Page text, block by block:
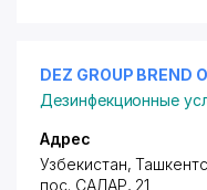
DEZ GROUP BREND
Дезинфекционные
Адрес
Узбекистан,
пос. САЛАР, 21